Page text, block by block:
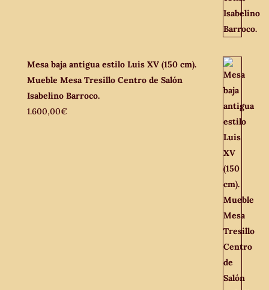
Mesa baja antigua estilo Luis XV (150 cm).
Mueble Mesa Tresillo Centro de Salón
Isabelino Barroco.
1.600,00€